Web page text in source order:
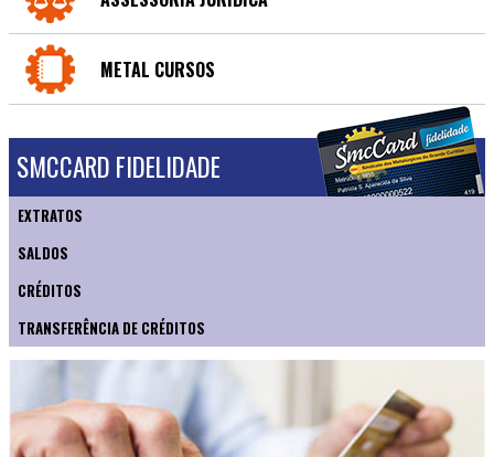
METAL CURSOS
SMCCARD FIDELIDADE
EXTRATOS
SALDOS
CRÉDITOS
TRANSFERÊNCIA DE CRÉDITOS